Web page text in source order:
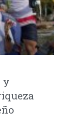
y